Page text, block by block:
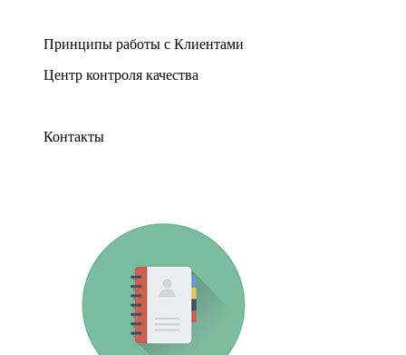
Принципы работы с Клиентами
Центр контроля качества
Контакты